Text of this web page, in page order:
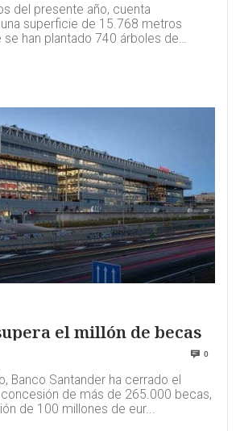
del presente año, cuenta
superficie de 15.768 metros
han plantado 740 árboles de
el millón de becas
0
Banco Santander ha cerrado el
de más de 265.000 becas,
de 100 millones de eur...